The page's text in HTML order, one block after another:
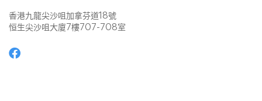
香港九龍尖沙咀加拿芬道18號
恒生尖沙咀大廈7樓707-708室